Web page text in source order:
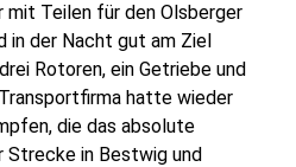
Teilen für den Olsberger
in der Nacht gut am Ziel
Rotoren, ein Getriebe und
hatte wieder
die das absolute
in Bestwig und